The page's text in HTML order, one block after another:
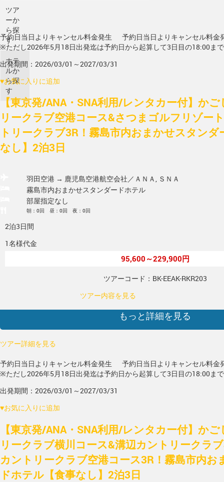
ツア
ーか
ら探
す
ホテ
ルか
ら探
す
予約日当日よりキャンセル料金発生
予約日当日よりキャンセル料金
※ただし2026年5月18日出発迄は予約日から起算して3日目の18:00ま
出発期間：2026/03/01～2027/03/31
♥お気に入りに追加
【東京発/ANA・SNA利用/レンタカー付】か
リークラブ空港コース&さつまゴルフリゾー
トリークラブ3R！霧島市内おまかせスタン
なし】2泊3日
羽田空港 → 鹿児島空港航空会社／ＡＮＡ, ＳＮＡ
霧島市内おまかせスタンダードホテル
部屋指定なし
朝：0回 昼：0回 夜：0回
2泊3日間
1名様代金
95,600～229,900円
ツアーコード：BK-EEAK-RKR203
ツアー内容を見る
もっと詳細を見る
ツアー詳細を見る
予約日当日よりキャンセル料金発生
予約日当日よりキャンセル料金
※ただし2026年5月18日出発迄は予約日から起算して3日目の18:00ま
出発期間：2026/03/01～2027/03/31
♥お気に入りに追加
【東京発/ANA・SNA利用/レンタカー付】か
リークラブ横川コース&溝辺カントリークラ
カントリークラブ空港コース3R！霧島市内お
ドホテル【食事なし】2泊3日